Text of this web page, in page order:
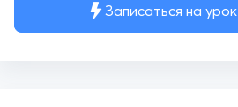
Записаться на урок